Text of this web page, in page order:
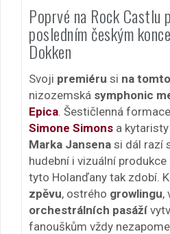
Poprvé na Rock Castlu
posledním českým
Dokken
Svoji premiéru si na
nizozemská symphonic
Epica . Šestičlenná
Simone Simons a
Marka Jansena si dál razí
hudební i vizuální
tyto Holanďany tak zdobí.
zpěvu, ostrého growlingu,
orchestrálních pasáží
fanouškům vždy